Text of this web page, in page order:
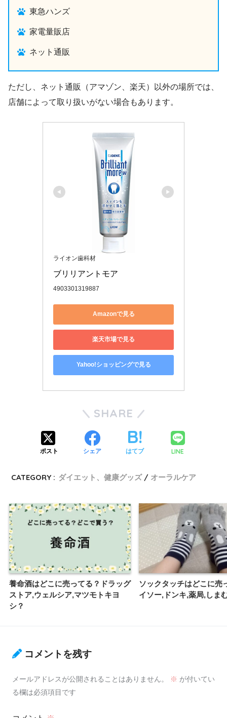
東急ハンズ
家電量販店
ネット通販
ただし、ネット通販（アマゾン、楽天）以外の場所では、
店舗によって取り扱いがない場合もあります。
ライオン歯科材
ブリリアントモア
4903301319887
Amazonで見る
楽天市場で見る
Yahoo!ショッピングで見る
SHARE
ポスト シェア はてブ LINE
CATEGORY : ダイエット、健康グッズ オーラルケア
養命酒はどこに売ってる？ドラッグ
ストア,ウェルシア,マツモトキヨ
シ？
ソックタッチはどこに売
イソー,ドンキ,薬局,しま
コメントを残す
メールアドレスが公開されることはありません。 ※ が付いてい
る欄は必須項目です